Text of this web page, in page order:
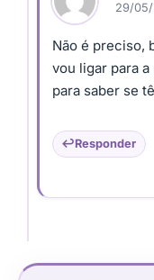
29/05/
Não é preciso,
vou ligar para
para saber se
Responder